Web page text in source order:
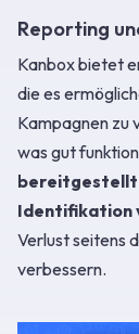
Reporting
Kanbox bietet
die es
Kampagnen zu
was gut
Identifikation
Verlust seitens
verbessern.